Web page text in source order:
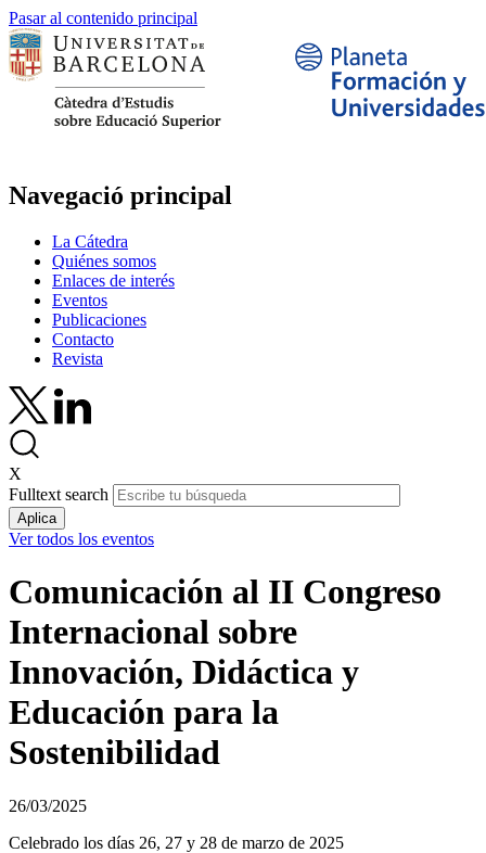
Pasar al contenido principal
Navegació principal
La Cátedra
Quiénes somos
Enlaces de interés
Eventos
Publicaciones
Contacto
Revista
X
Fulltext search
Ver todos los eventos
Comunicación al II Congreso
Internacional sobre
Innovación, Didáctica y
Educación para la
Sostenibilidad
26/03/2025
Celebrado los días 26, 27 y 28 de marzo de 2025